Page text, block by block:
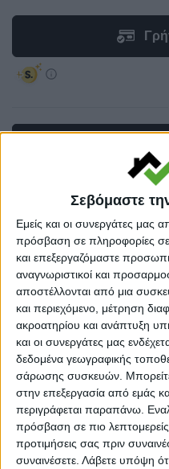
Σεβόμαστε
Εμείς και οι συνεργάτες μας
πρόσβαση σε πληροφορίες
και επεξεργαζόμαστε
αναγνωριστικοί και
αποστέλλονται από μια
και περιεχόμενο, μέτρηση
ακροατηρίου και ανάπτυξη
και οι συνεργάτες μας
δεδομένα γεωγραφικής
σάρωσης συσκευών. Μπορείτε
στην επεξεργασία από εμάς
περιγράφεται παραπάνω.
πρόσβαση σε πιο λεπτομερείς
προτιμήσεις σας πριν
συναινέσετε. Λάβετε υπόψη
Κάνε μια ερώτηση
Κατηγορία:
Tag:
Μάρκα:Megapap
Εγγυημένες &